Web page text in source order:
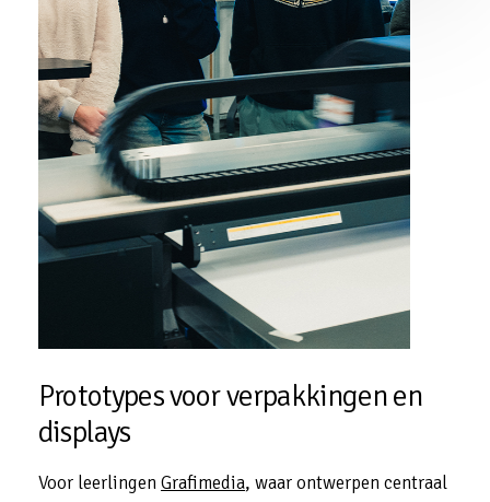
Prototypesvoorverpakkingenen
displays
Voor leerlingenGrafimedia, waar ontwerpen centraal